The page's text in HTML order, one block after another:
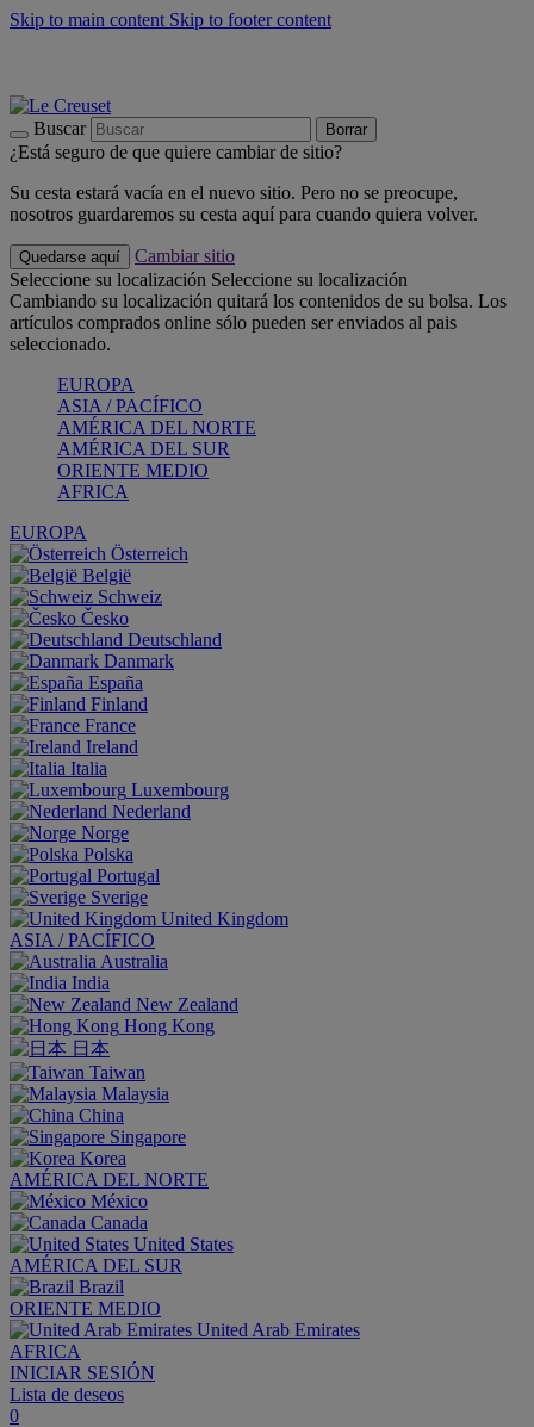
Skip to main content Skip to footer content
Buscar Borrar
¿Está seguro de que quiere cambiar de sitio?
Su cesta estará vacía en el nuevo sitio. Pero no se preocupe,
nosotros guardaremos su cesta aquí para cuando quiera volver.
Quedarse aquí
Cambiar sitio
Seleccione su localización Seleccione su localización
Cambiando su localización quitará los contenidos de su bolsa. Los
artículos comprados online sólo pueden ser enviados al pais
seleccionado.
EUROPA
ASIA / PACÍFICO
AMÉRICA DEL NORTE
AMÉRICA DEL SUR
ORIENTE MEDIO
AFRICA
EUROPA
Österreich
België
Schweiz
Česko
Deutschland
Danmark
España
Finland
France
Ireland
Italia
Luxembourg
Nederland
Norge
Polska
Portugal
Sverige
United Kingdom
ASIA / PACÍFICO
Australia
India
New Zealand
Hong Kong
日本
Taiwan
Malaysia
China
Singapore
Korea
AMÉRICA DEL NORTE
México
Canada
United States
AMÉRICA DEL SUR
Brazil
ORIENTE MEDIO
United Arab Emirates
AFRICA
INICIAR SESIÓN
Lista de deseos
0